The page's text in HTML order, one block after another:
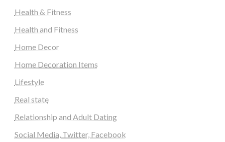
Health & Fitness
Health and Fitness
Home Decor
Home Decoration Items
Lifestyle
Real state
Relationship and Adult Dating
Social Media, Twitter, Facebook